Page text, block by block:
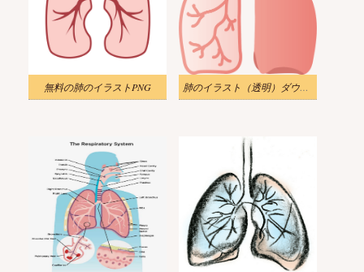
無料の肺のイラストPNG 肺のイラスト（透明）ダウンロード